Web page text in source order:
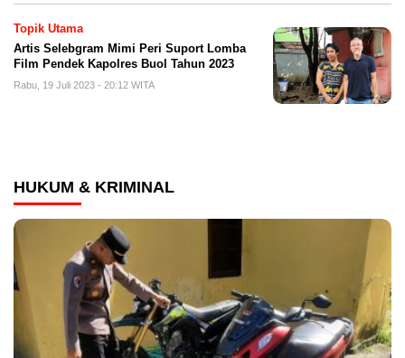
Topik Utama
Artis Selebgram Mimi Peri Suport Lomba
Film Pendek Kapolres Buol Tahun 2023
Rabu, 19 Juli 2023 - 20:12 WITA
HUKUM & KRIMINAL